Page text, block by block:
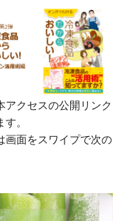
アクセスの公開リンク
。
画面をスワイプで次の